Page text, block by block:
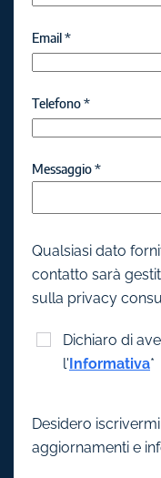
Email*
Telefono*
Messaggio*
Qualsiasi dato
contatto sarà
sulla privacy
Dichiaro di
l'Informativa*
Desidero
aggiornamenti e